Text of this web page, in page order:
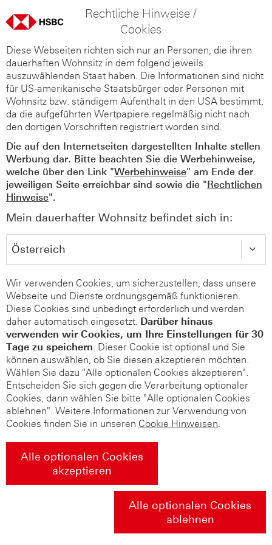
Rechtliche Hinweise /
Cookies
Diese Webseiten richten sich nur an Personen, die ihren
dauerhaften Wohnsitz in dem folgend jeweils
auszuwählenden Staat haben. Die Informationen sind nicht
für US-amerikanische Staatsbürger oder Personen mit
Wohnsitz bzw. ständigem Aufenthalt in den USA bestimmt,
da die aufgeführten Wertpapiere regelmäßig nicht nach
den dortigen Vorschriften registriert worden sind.
Die auf den Internetseiten dargestellten Inhalte stellen
Werbung dar. Bitte beachten Sie die Werbehinweise,
welche über den Link "Werbehinweise" am Ende der
jeweiligen Seite erreichbar sind sowie die "Rechtlichen
Hinweise".
Mein dauerhafter Wohnsitz befindet sich in:
Wir verwenden Cookies, um sicherzustellen, dass unsere
Webseite und Dienste ordnungsgemäß funktionieren.
Diese Cookies sind unbedingt erforderlich und werden
daher automatisch eingesetzt. Darüber hinaus
verwenden wir Cookies, um Ihre Einstellungen für 30
Tage zu speichern. Dieser Cookie ist optional und Sie
können auswählen, ob Sie diesen akzeptieren möchten.
Wählen Sie dazu "Alle optionalen Cookies akzeptieren".
Entscheiden Sie sich gegen die Verarbeitung optionaler
Cookies, dann wählen Sie bitte "Alle optionalen Cookies
ablehnen". Weitere Informationen zur Verwendung von
Cookies finden Sie in unseren Cookie Hinweisen.
Alle optionalen Cookies
akzeptieren
Alle optionalen Cookies
ablehnen